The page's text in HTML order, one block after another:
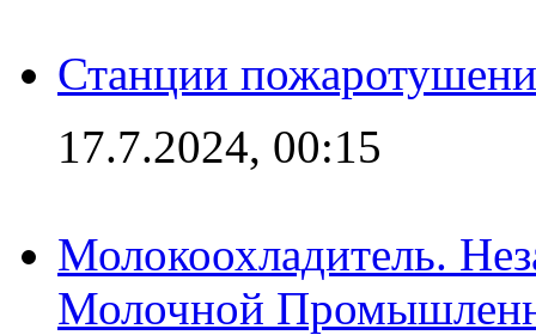
Станции
17.7.2024, 00:15
Молокоохладитель.
Молочной